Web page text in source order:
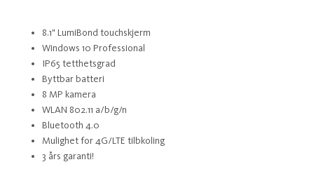
8.1" LumiBond touchskjerm
Windows 10 Professional
IP65 tetthetsgrad
Byttbar batteri
8 MP kamera
WLAN 802.11 a/b/g/n
Bluetooth 4.0
Mulighet for 4G/LTE tilbkoling
3 års garanti!